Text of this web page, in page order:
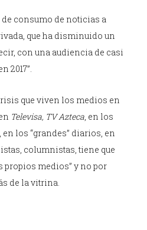
consumo de noticias a
que ha disminuido un
con una audiencia de casi
2017”.
que viven los medios en
Televisa, TV Azteca , en los
los “grandes” diarios, en
columnistas, tiene que
propios medios” y no por
de la vitrina.